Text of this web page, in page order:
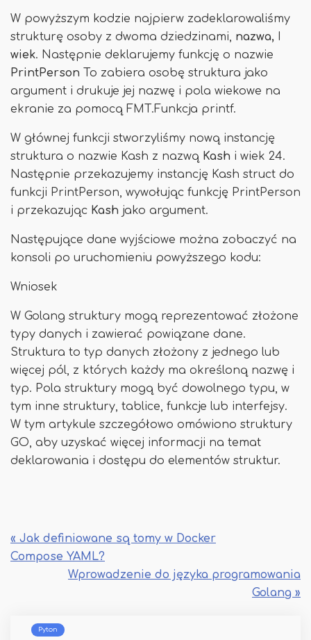
W powyższym kodzie najpierw zadeklarowaliśmy
strukturę osoby z dwoma dziedzinami, nazwa, I
wiek. Następnie deklarujemy funkcję o nazwie
PrintPerson To zabiera osobę struktura jako
argument i drukuje jej nazwę i pola wiekowe na
ekranie za pomocą FMT.Funkcja printf.
W głównej funkcji stworzyliśmy nową instancję
struktura o nazwie Kash z nazwą Kash i wiek 24.
Następnie przekazujemy instancję Kash struct do
funkcji PrintPerson, wywołując funkcję PrintPerson
i przekazując Kash jako argument.
Następujące dane wyjściowe można zobaczyć na
konsoli po uruchomieniu powyższego kodu:
Wniosek
W Golang struktury mogą reprezentować złożone
typy danych i zawierać powiązane dane.
Struktura to typ danych złożony z jednego lub
więcej pól, z których każdy ma określoną nazwę i
typ. Pola struktury mogą być dowolnego typu, w
tym inne struktury, tablice, funkcje lub interfejsy.
W tym artykule szczegółowo omówiono struktury
GO, aby uzyskać więcej informacji na temat
deklarowania i dostępu do elementów struktur.
« Jak definiowane są tomy w Docker
Compose YAML?
Wprowadzenie do języka programowania
Golang »
Pyton